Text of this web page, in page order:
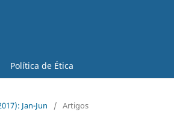
Política de Ética
Jan-Jun / Artigos